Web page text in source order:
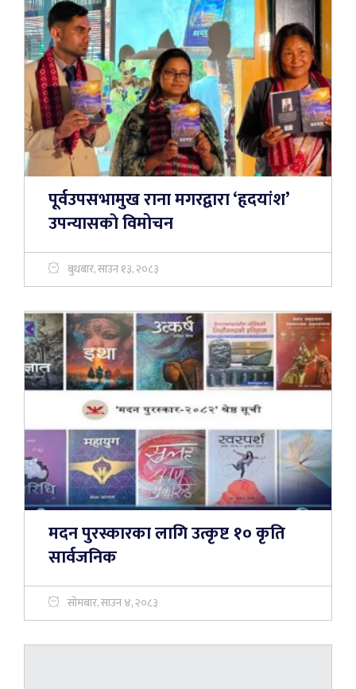
पूर्वउपसभामुख राना मगरद्वारा ‘हृदयांश’
उपन्यासकाे विमोचन
बुधबार, साउन १३, २०८३
मदन पुरस्कारका लागि उत्कृष्ट १० कृति
सार्वजनिक
सोमबार, साउन ४, २०८३